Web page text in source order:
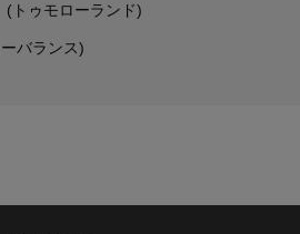
(トゥモローランド)
バランス)